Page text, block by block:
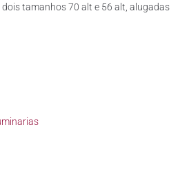
tamanhos 70 alt e 56 alt, alugadas